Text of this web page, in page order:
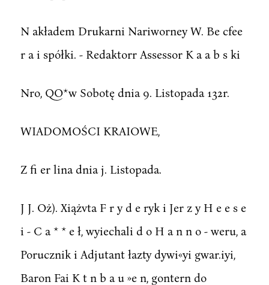
N akładem Drukarni Nariworney W. Be cfee
r a i spółki. - Redaktorr Assessor K a a b s ki
Nro, QO*w Sobotę dnia 9. Listopada 132r.
WIADOMOŚCI KRAIOWE,
Z fi er lina dnia j. Listopada.
J J. Oż). Xiążvta F r y d e ryk i Jer z y H e e s e
i - C a * * e ł, wyiechali d o H a n n o - weru, a
Porucznik i Adjutant łazty dywi«yi gwar.iyi,
Baron Fai K t n b a u »e n, gontern do